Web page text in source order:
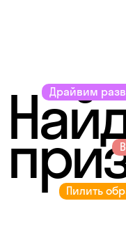
Драйвим
Пилить